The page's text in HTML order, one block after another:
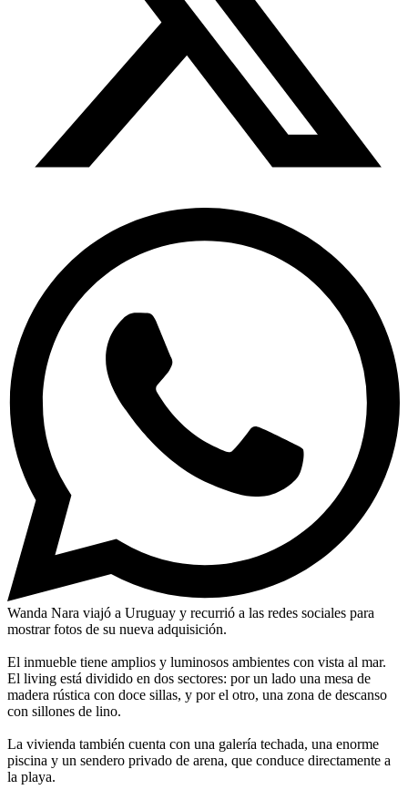
Wanda Nara viajó a Uruguay y recurrió a las redes sociales para
mostrar fotos de su nueva adquisición.
El inmueble tiene amplios y luminosos ambientes con vista al mar.
El living está dividido en dos sectores: por un lado una mesa de
madera rústica con doce sillas, y por el otro, una zona de descanso
con sillones de lino.
La vivienda también cuenta con una galería techada, una enorme
piscina y un sendero privado de arena, que conduce directamente a
la playa.